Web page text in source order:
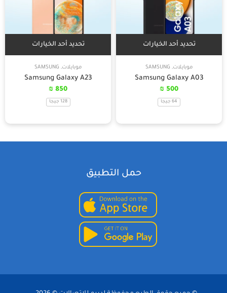
تحديد أحد الخيارات
موبايلات,
SAMSUNG
Samsung Galaxy A03
500
₪
64 جيجا
تحديد أحد الخيارات
موبايلات,
SAMSUNG
Samsung Galaxy A23
850
₪
128 جيجا
حمل التطبيق